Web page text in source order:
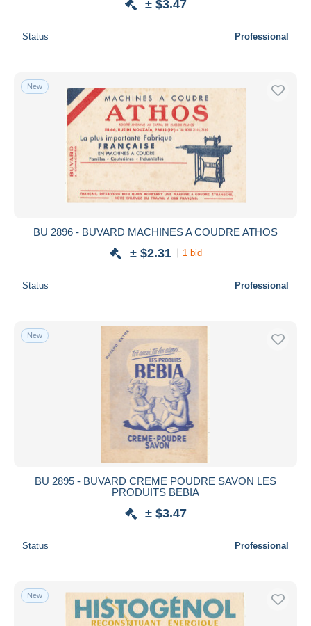
± $3.47
Status Professional
New
BU 2896 - BUVARD MACHINES A COUDRE ATHOS
± $2.31 1 bid
Status Professional
New
BU 2895 - BUVARD CREME POUDRE SAVON LES
PRODUITS BEBIA
± $3.47
Status Professional
New